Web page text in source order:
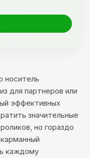
носитель
для партнеров или
эффективных
значительные
но гораздо
каждому